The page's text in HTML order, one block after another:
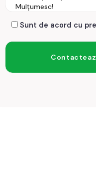
Sunt de acord cu